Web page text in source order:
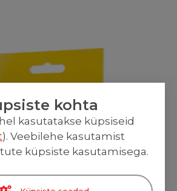
kohta
kasutatakse küpsiseid
). Veebilehe kasutamist
küpsiste kasutamisega.